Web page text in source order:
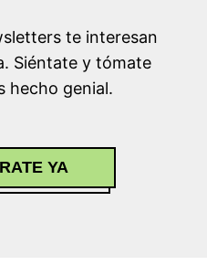
te interesan
Siéntate y tómate
hecho genial.
YA